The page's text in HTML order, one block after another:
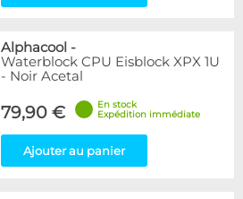
Alphacool -
Waterblock CPU Eisblock XPX 1U
- Noir Acetal
79,90 €
En stock
Expédition immédiate
Ajouter au panier